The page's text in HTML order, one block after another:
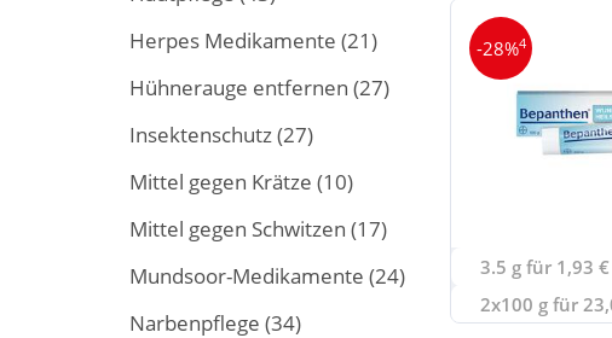
Herpes Medikamente (21)
Hühnerauge entfernen (27)
Insektenschutz(27)
Mittel gegen Krätze (10)
Mittel gegen Schwitzen (17)
Mundsoor-Medikamente (24)
Narbenpflege (34)
-28%4
3.5 g für 1,93 €
2x100 g für